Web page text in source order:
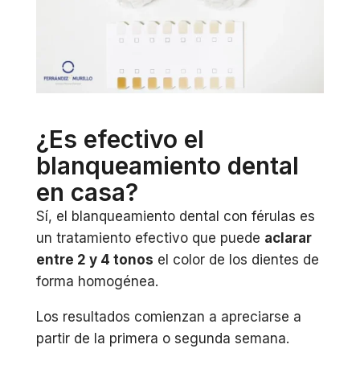
¿Es efectivo el
blanqueamiento dental
en casa?
Sí, el blanqueamiento dental con férulas es
un tratamiento efectivo que puede aclarar
entre 2 y 4 tonos el color de los dientes de
forma homogénea.
Los resultados comienzan a apreciarse a
partir de la primera o segunda semana.